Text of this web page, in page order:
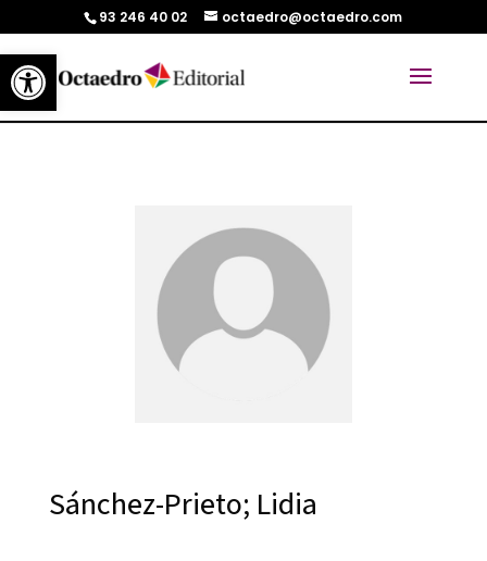
Abrir barra de herramientas
93 246 40 02 octaedro@octaedro.com
Sánchez-Prieto; Lidia